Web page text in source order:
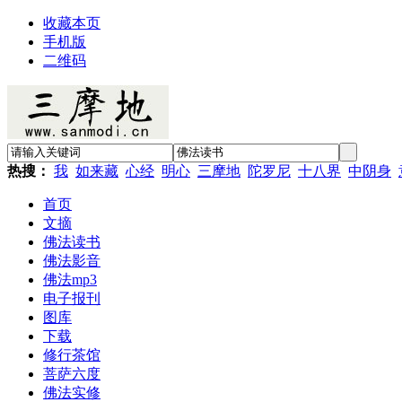
收藏本页
手机版
二维码
热搜： 我 如来藏 心经 明心 三摩地 陀罗尼 十八界 中阴身
首页
文摘
佛法读书
佛法影音
佛法mp3
电子报刊
图库
下载
修行茶馆
菩萨六度
佛法实修